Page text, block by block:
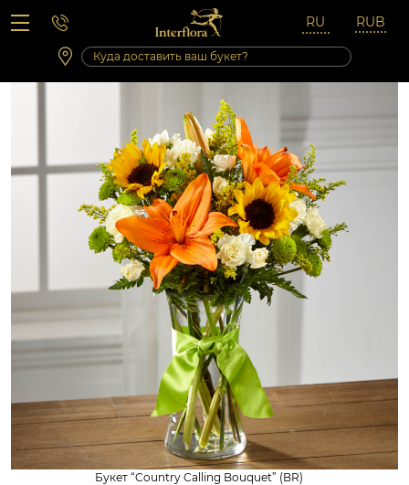
Вопросы-ответы
Сб 10:00 ‐ 14:00
Выходные и праздничные дни
Букет “Country Calling Bouquet” (BR)